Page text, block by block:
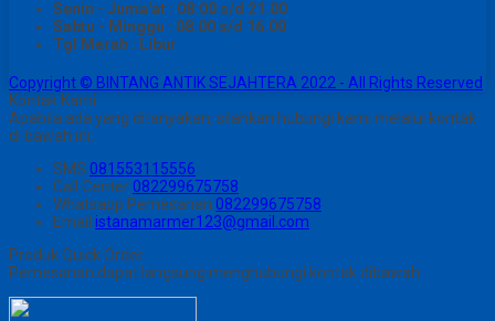
Senin - Juma'at : 08.00 s/d 21.00
Sabtu - Minggu : 08.00 s/d 16.00
Tgl Merah : Libur
Copyright © BINTANG ANTIK SEJAHTERA 2022 - All Rights Reserved
Kontak Kami
Apabila ada yang ditanyakan, silahkan hubungi kami melalui kontak
di bawah ini.
SMS 081553115556
Call Center 082299675758
Whatsapp Pemesanan 082299675758
Email istanamarmer123@gmail.com
Produk Quick Order
Pemesanan dapat langsung menghubungi kontak dibawah: